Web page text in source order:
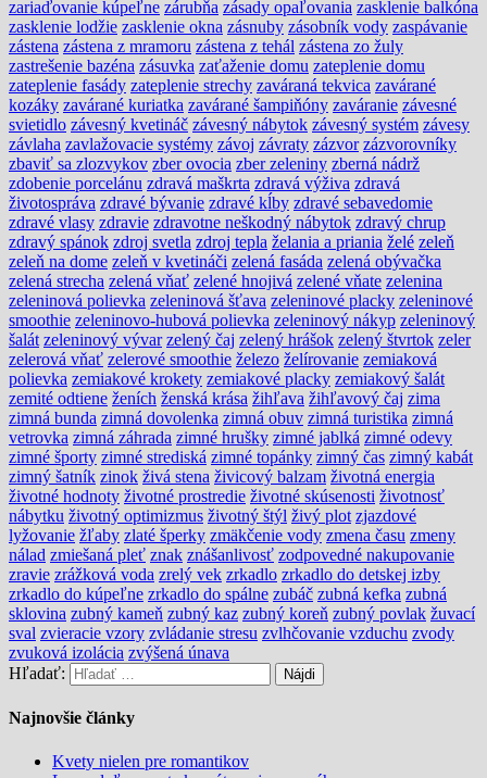
zariaďovanie kúpeľne zárubňa zásady opaľovania zasklenie balkóna
zasklenie lodžie zasklenie okna zásnuby zásobník vody zaspávanie
zástena zástena z mramoru zástena z tehál zástena zo žuly
zastrešenie bazéna zásuvka zaťaženie domu zateplenie domu
zateplenie fasády zateplenie strechy zaváraná tekvica zavárané
kozáky zavárané kuriatka zavárané šampiňóny zaváranie závesné
svietidlo závesný kvetináč závesný nábytok závesný systém závesy
závlaha zavlažovacie systémy závoj závraty zázvor zázvorovníky
zbaviť sa zlozvykov zber ovocia zber zeleniny zberná nádrž
zdobenie porcelánu zdravá maškrta zdravá výživa zdravá
životospráva zdravé bývanie zdravé kĺby zdravé sebavedomie
zdravé vlasy zdravie zdravotne neškodný nábytok zdravý chrup
zdravý spánok zdroj svetla zdroj tepla želania a priania želé zeleň
zeleň na dome zeleň v kvetináči zelená fasáda zelená obývačka
zelená strecha zelená vňať zelené hnojivá zelené vňate zelenina
zeleninová polievka zeleninová šťava zeleninové placky zeleninové
smoothie zeleninovo-hubová polievka zeleninový nákyp zeleninový
šalát zeleninový vývar zelený čaj zelený hrášok zelený štvrtok zeler
zelerová vňať zelerové smoothie železo želírovanie zemiaková
polievka zemiakové krokety zemiakové placky zemiakový šalát
zemité odtiene ženích ženská krása žihľava žihľavový čaj zima
zimná bunda zimná dovolenka zimná obuv zimná turistika zimná
vetrovka zimná záhrada zimné hrušky zimné jablká zimné odevy
zimné športy zimné strediská zimné topánky zimný čas zimný kabát
zimný šatník zinok živá stena živicový balzam životná energia
životné hodnoty životné prostredie životné skúsenosti životnosť
nábytku životný optimizmus životný štýl živý plot zjazdové
lyžovanie žľaby zlaté šperky zmäkčenie vody zmena času zmeny
nálad zmiešaná pleť znak znášanlivosť zodpovedné nakupovanie
zravie zrážková voda zrelý vek zrkadlo zrkadlo do detskej izby
zrkadlo do kúpeľne zrkadlo do spálne zubáč zubná kefka zubná
sklovina zubný kameň zubný kaz zubný koreň zubný povlak žuvací
sval zvieracie vzory zvládanie stresu zvlhčovanie vzduchu zvody
zvuková izolácia zvýšená únava
Hľadať:
Najnovšie články
Kvety nielen pre romantikov